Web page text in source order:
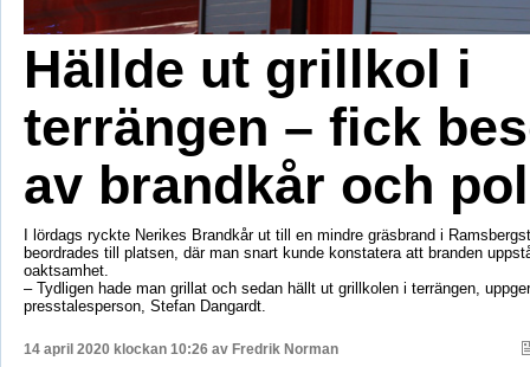
Hällde ut grillkol i
terrängen – fick
av brandkår och
I lördags ryckte Nerikes Brandkår ut till en mindre gräsbrand i
beordrades till platsen, där man snart kunde konstatera att branden
oaktsamhet.
– Tydligen hade man grillat och sedan hällt ut grillkolen i terrängen,
presstalesperson, Stefan Dangardt.
14 april 2020 klockan 10:26 av Fredrik Norman